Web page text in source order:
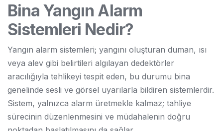
Bina Yangın Alarm
Sistemleri Nedir?
Yangın alarm sistemleri; yangını oluşturan duman, ısı
veya alev gibi belirtileri algılayan dedektörler
aracılığıyla tehlikeyi tespit eden, bu durumu bina
genelinde sesli ve görsel uyarılarla bildiren sistemlerdir.
Sistem, yalnızca alarm üretmekle kalmaz; tahliye
sürecinin düzenlenmesini ve müdahalenin doğru